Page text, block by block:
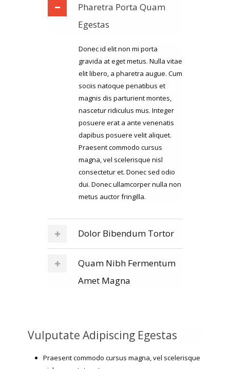
Pharetra Porta Quam
Egestas
Donec id elit non mi porta
gravida at eget metus. Nulla vitae
elit libero, a pharetra augue. Cum
sociis natoque penatibus et
magnis dis parturient montes,
nascetur ridiculus mus. Integer
posuere erat a ante venenatis
dapibus posuere velit aliquet.
Praesent commodo cursus
magna, vel scelerisque nisl
consectetur et. Donec sed odio
dui. Donec ullamcorper nulla non
metus auctor fringilla.
Dolor Bibendum Tortor
Quam Nibh Fermentum
Amet Magna
Vulputate Adipiscing Egestas
Praesent commodo cursus magna, vel scelerisque